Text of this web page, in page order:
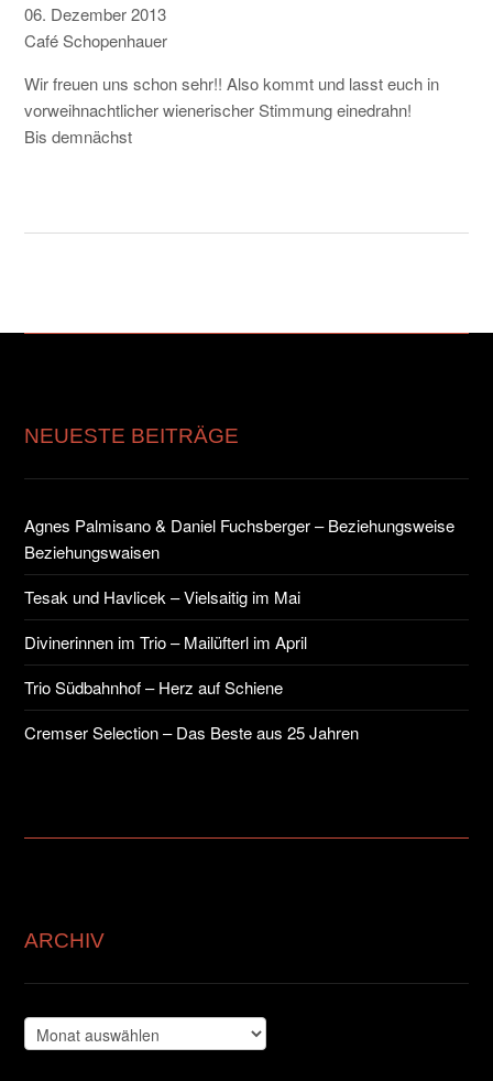
06. Dezember 2013
Café Schopenhauer
Wir freuen uns schon sehr!! Also kommt und lasst euch in
vorweihnachtlicher wienerischer Stimmung einedrahn!
Bis demnächst
NEUESTE BEITRÄGE
Agnes Palmisano & Daniel Fuchsberger – Beziehungsweise
Beziehungswaisen
Tesak und Havlicek – Vielsaitig im Mai
Divinerinnen im Trio – Mailüfterl im April
Trio Südbahnhof – Herz auf Schiene
Cremser Selection – Das Beste aus 25 Jahren
ARCHIV
Archiv